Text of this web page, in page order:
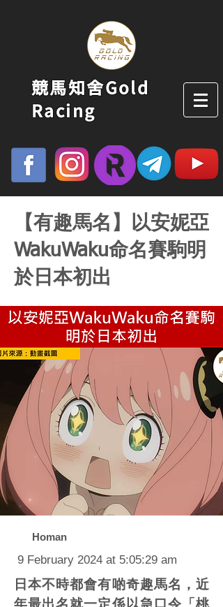
競馬知舍Gold
Racing
【有趣馬名】以安妮亞
WakuWaku命名賽駒明
於日本初出
Homan
9 February 2024 at 5:05:29 am
日本不時都會有啲奇趣馬名，近